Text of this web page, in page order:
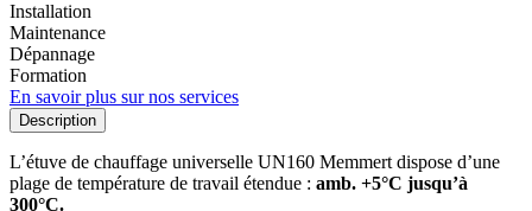
Installation
Maintenance
Dépannage
Formation
En savoir plus sur nos services
Description
L’étuve de chauffage universelle UN160 Memmert dispose d’une
plage de température de travail étendue : amb. +5°C jusqu’à
300°C.